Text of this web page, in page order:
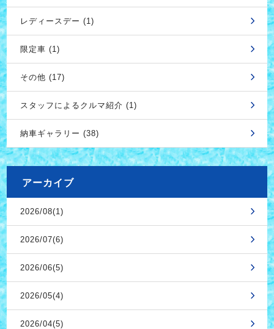
レディースデー (1)
限定車 (1)
その他 (17)
スタッフによるクルマ紹介 (1)
納車ギャラリー (38)
アーカイブ
2026/08(1)
2026/07(6)
2026/06(5)
2026/05(4)
2026/04(5)